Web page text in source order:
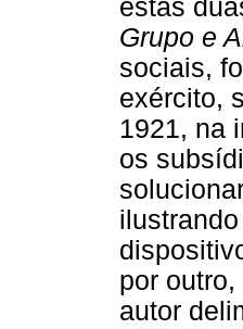
estas
Grupo e
sociais,
exército,
1921, na
os
por
autor